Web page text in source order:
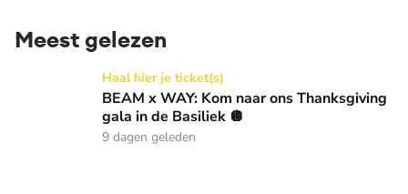
Meest gelezen
BEAM x WAY: Kom naar ons Thanksgiving gala in de
Haal hier je ticket(s)
BEAM x WAY: Kom naar ons Thanksgiving
gala in de Basiliek 🪩
9 dagen geleden